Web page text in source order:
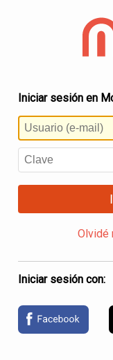
Iniciar sesión en
Olvidé
Iniciar sesión con: